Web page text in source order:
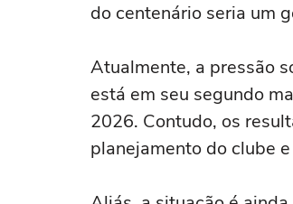
do centenário seria um
Atualmente, a pressão
está em seu segundo
2026. Contudo, os
planejamento do clube